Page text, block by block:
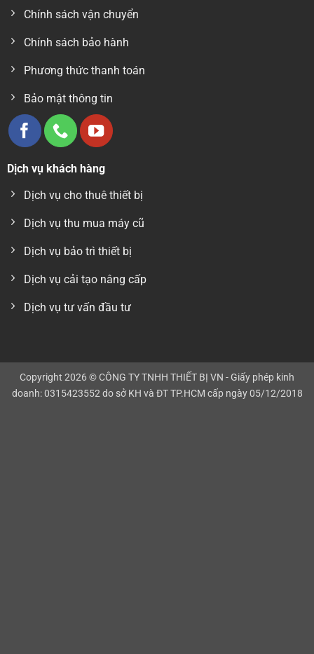
Chính sách vận chuyển
Chính sách bảo hành
Phương thức thanh toán
Bảo mật thông tin
Dịch vụ khách hàng
Dịch vụ cho thuê thiết bị
Dịch vụ thu mua máy cũ
Dịch vụ bảo trì thiết bị
Dịch vụ cải tạo nâng cấp
Dịch vụ tư vấn đầu tư
Copyright 2026 © CÔNG TY TNHH THIẾT BỊ VN - Giấy phép kinh
doanh: 0315423552 do sở KH và ĐT TP.HCM cấp ngày 05/12/2018